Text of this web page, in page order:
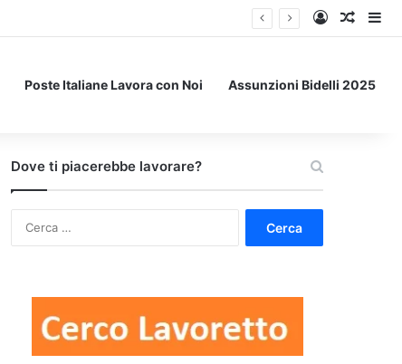
Accedi
Un
Poste Italiane Lavora con Noi Assunzioni Bidelli 2025
Dove ti piacerebbe lavorare?